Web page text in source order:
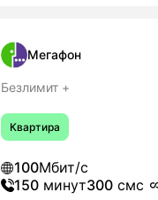
Мегафон
Безлимит +
Квартира
100Мбит/с
150 минут300 смс